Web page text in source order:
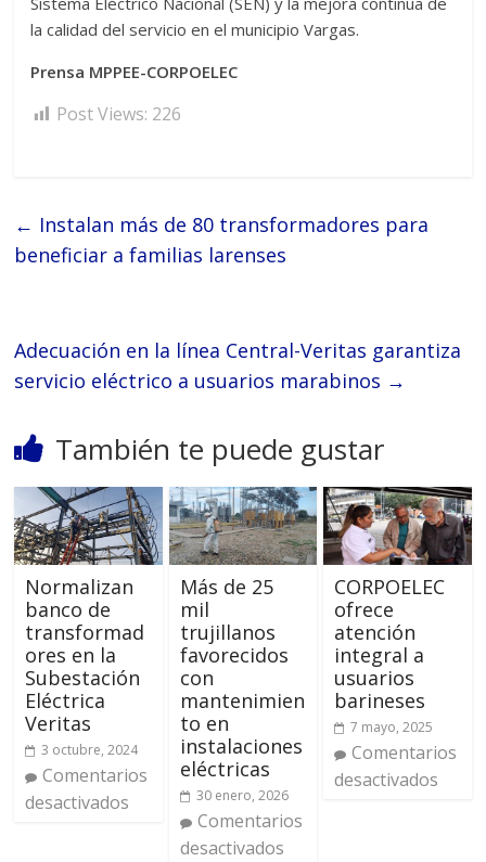
la calidad del servicio en el municipio Vargas.
Prensa MPPEE-CORPOELEC
Post Views: 226
← Instalan más de 80 transformadores para
beneficiar a familias larenses
Adecuación en la línea Central-Veritas garantiza
servicio eléctrico a usuarios marabinos →
También te puede gustar
Normalizan
banco de
transformad
ores en la
Subestación
Eléctrica
Veritas
3 octubre, 2024
Comentarios
desactivados
Más de 25
mil
trujillanos
favorecidos
con
mantenimien
to en
instalaciones
eléctricas
30 enero, 2026
Comentarios
desactivados
CORPOELEC
ofrece
atención
integral a
usuarios
barineses
7 mayo, 2025
Comentarios
desactivados